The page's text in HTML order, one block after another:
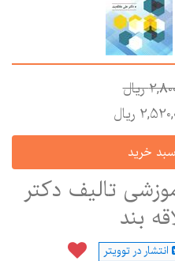
تالیف دکتر
بند
در توویتر